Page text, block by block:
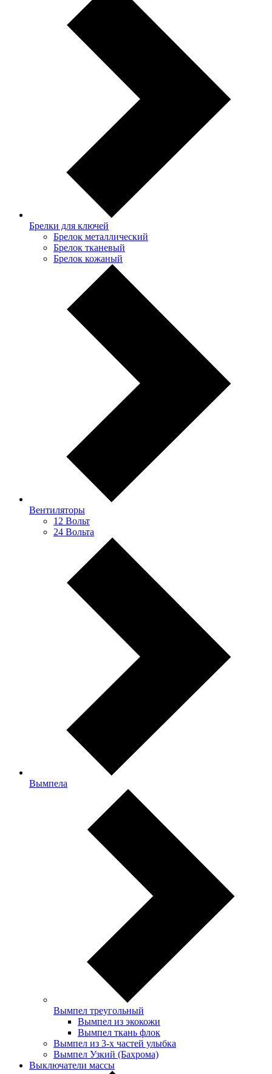
Брелки для ключей
Брелок металлический
Брелок тканевый
Брелок кожаный
Вентиляторы
12 Вольт
24 Вольта
Вымпела
Вымпел треугольный
Вымпел из экокожи
Вымпел ткань флок
Вымпел из 3-х частей улыбка
Вымпел Узкий (Бахрома)
Выключатели массы